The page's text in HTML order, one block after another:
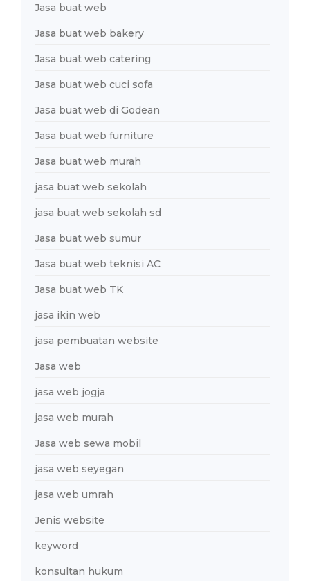
Jasa buat web
Jasa buat web bakery
Jasa buat web catering
Jasa buat web cuci sofa
Jasa buat web di Godean
Jasa buat web furniture
Jasa buat web murah
jasa buat web sekolah
jasa buat web sekolah sd
Jasa buat web sumur
Jasa buat web teknisi AC
Jasa buat web TK
jasa ikin web
jasa pembuatan website
Jasa web
jasa web jogja
jasa web murah
Jasa web sewa mobil
jasa web seyegan
jasa web umrah
Jenis website
keyword
konsultan hukum